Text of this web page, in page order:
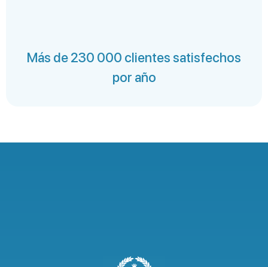
Más de 230 000 clientes satisfechos
por año